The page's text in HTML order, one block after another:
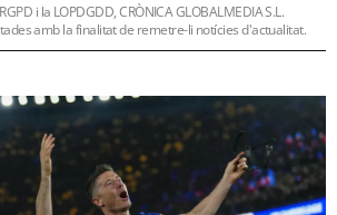
i la LOPDGDD, CRÒNICA GLOBALMEDIA S.L.
amb la finalitat de remetre-li notícies d'actualitat.